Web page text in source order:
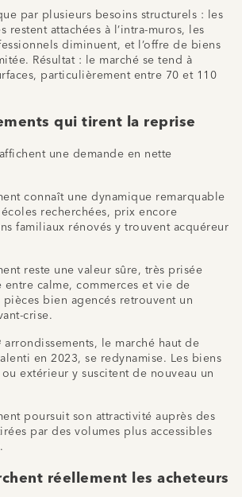
par plusieurs besoins structurels : les
restent attachées à l’intra-muros, les
diminuent, et l’offre de biens
Résultat : le marché se tend à
particulièrement entre 70 et 110
qui tirent la reprise
une demande en nette
connaît une dynamique remarquable
recherchées, prix encore
familiaux rénovés y trouvent acquéreur
reste une valeur sûre, très prisée
calme, commerces et vie de
pièces bien agencés retrouvent un
crise.
arrondissements, le marché haut de
en 2023, se redynamise. Les biens
extérieur y suscitent de nouveau un
poursuit son attractivité auprès des
par des volumes plus accessibles
réellement les acheteurs